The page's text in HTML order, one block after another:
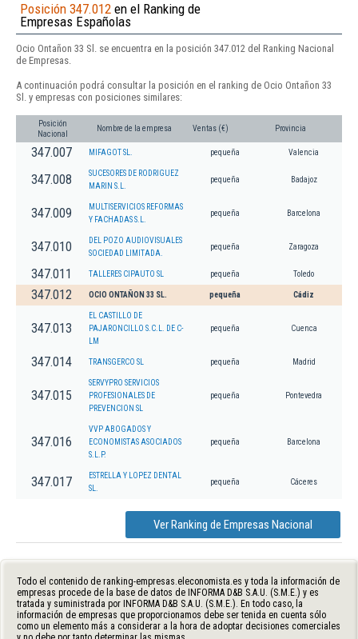
Posición 347.012 en el Ranking de
Empresas Españolas
Ocio Ontañon 33 Sl. se encuentra en la posición 347.012 del Ranking Nacional
de Empresas.
A continuación podrá consultar la posición en el ranking de Ocio Ontañon 33
Sl. y empresas con posiciones similares:
Posición
Nacional
Nombre de la empresa Ventas (€) Provincia
347.007 MIFAGOT SL. pequeña Valencia
347.008
SUCESORES DE RODRIGUEZ
MARIN S.L.
pequeña Badajoz
347.009
MULTISERVICIOS REFORMAS
Y FACHADAS S.L.
pequeña Barcelona
347.010
DEL POZO AUDIOVISUALES
SOCIEDAD LIMITADA.
pequeña Zaragoza
347.011 TALLERES CIPAUTO SL pequeña Toledo
347.012 OCIO ONTAÑON 33 SL. pequeña Cádiz
347.013
EL CASTILLO DE
PAJARONCILLO S.C.L. DE C-
LM
pequeña Cuenca
347.014 TRANSGERCO SL pequeña Madrid
347.015
SERVYPRO SERVICIOS
PROFESIONALES DE
PREVENCION SL
pequeña Pontevedra
347.016
VVP ABOGADOS Y
ECONOMISTAS ASOCIADOS
S.L.P.
pequeña Barcelona
347.017
ESTRELLA Y LOPEZ DENTAL
SL.
pequeña Cáceres
Ver Ranking de Empresas Nacional
Todo el contenido de ranking-empresas.eleconomista.es y toda la información de
empresas procede de la base de datos de INFORMA D&B S.A.U. (S.M.E.) y es
tratada y suministrada por INFORMA D&B S.A.U. (S.M.E.). En todo caso, la
información de empresas que proporcionamos debe ser tenida en cuenta sólo
como un elemento más a considerar a la hora de adoptar decisiones comerciales